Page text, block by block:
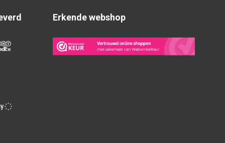
Erkende webshop